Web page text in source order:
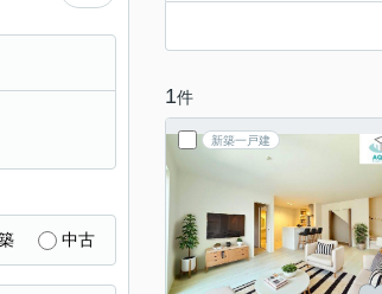
1件
新築一戸建
中古